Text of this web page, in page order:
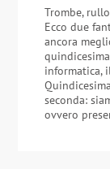
Trombe,
Ecco due
ancora
informatica,
seconda:
ovvero